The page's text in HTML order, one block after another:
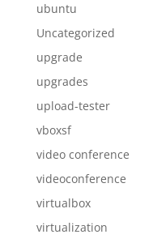
ubuntu
Uncategorized
upgrade
upgrades
upload-tester
vboxsf
video conference
videoconference
virtualbox
virtualization